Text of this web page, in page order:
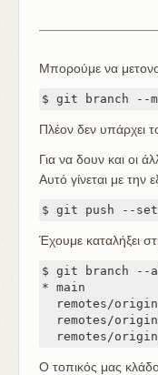
Μπορούμε να
$ git branch --
Πλέον δεν υπάρχει
Για να δουν και οι
Αυτό γίνεται με την
$ git push --
Έχουμε καταλήξει
$ git branch --
* main
remotes/
remotes/
remotes/
Ο τοπικός μας